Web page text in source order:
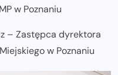
w Poznaniu
– Zastępca dyrektora
w Poznaniu